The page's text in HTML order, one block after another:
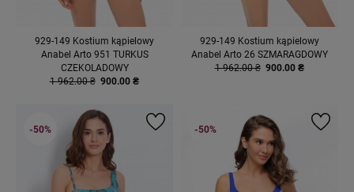
929-149 Kostium kąpielowy
Anabel Arto 951 TURKUS
CZEKOLADOWY
1 962.00 ₴ 900.00 ₴
929-149 Kostium kąpielowy
Anabel Arto 26 SZMARAGDOWY
1 962.00 ₴ 900.00 ₴
-50% -50%